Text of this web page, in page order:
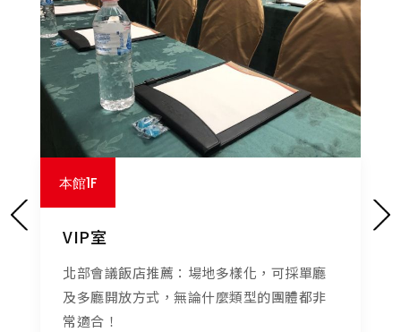
本館1F
金玉錦(單廳)(兩廳)(三廳)
北部會議飯店推薦：場地多樣化，可採單廳
及多廳開放方式，無論什麼類型的團體都非
常適合！
會議大樓2樓
羅馬廳
北部會議飯店推薦：大型會議空間，適合多
人團體用餐開會。
會議大樓3樓
羅浮廳
北部會議飯店推薦：場地可變化形式多元，
企業開會首選。
本館1F
VIP室
北部會議飯店推薦：場地多樣化，可採單廳
及多廳開放方式，無論什麼類型的團體都非
常適合！